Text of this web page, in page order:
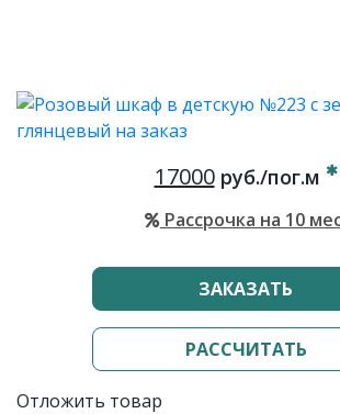
17000руб./пог.м
Рассрочка на 10
ЗАКАЗАТЬ
РАССЧИТАТЬ
Отложить товар